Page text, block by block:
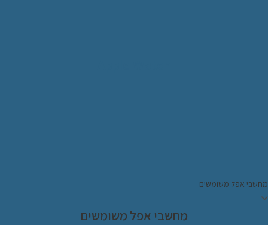
אפל משומשים
מחשבי אפל משומשים